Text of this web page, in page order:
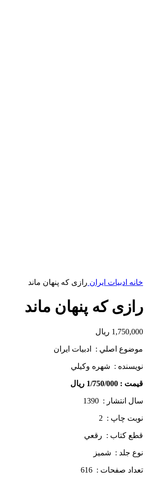
خانه ادبیات ایران رازی که پنهان ماند
رازی که پنهان ماند
1,750,000 ریال
موضوع اصلي : ادبيات ايران
نويسنده : شهره وكيلي
قيمت : 1/750/000 ريال
سال انتشار : 1390
نوبت چاپ : 2
قطع كتاب : رقعي
نوع جلد : شميز
تعداد صفحات : 616